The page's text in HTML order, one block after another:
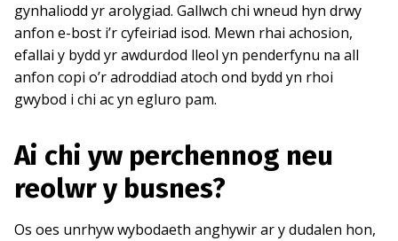
gynhaliodd yr arolygiad. Gallwch chi wneud hyn drwy
anfon e-bost i’r cyfeiriad isod. Mewn rhai achosion,
efallai y bydd yr awdurdod lleol yn penderfynu na all
anfon copi o’r adroddiad atoch ond bydd yn rhoi
gwybod i chi ac yn egluro pam.
Ai chi yw perchennog neu
reolwr y busnes?
Os oes unrhyw wybodaeth anghywir ar y dudalen hon,